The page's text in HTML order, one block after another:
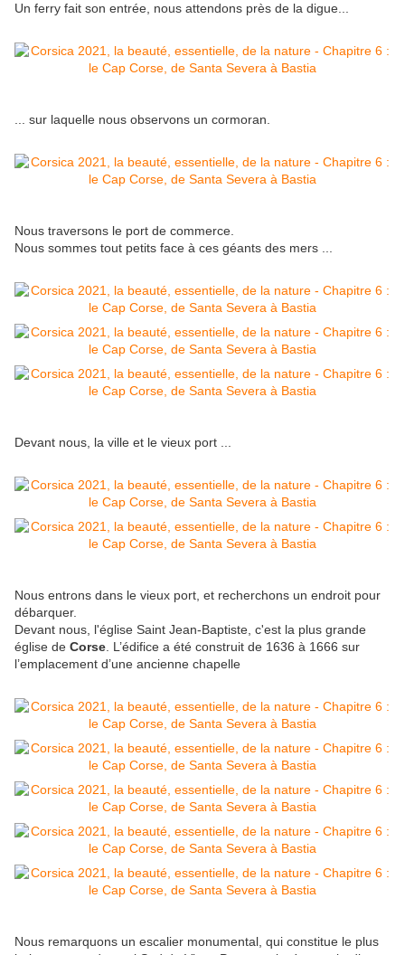
Un ferry fait son entrée, nous attendons près de la digue...
... sur laquelle nous observons un cormoran.
Nous traversons le port de commerce.
Nous sommes tout petits face à ces géants des mers ...
Devant nous, la ville et le vieux port ...
Nous entrons dans le vieux port, et recherchons un endroit pour
débarquer.
Devant nous, l'église Saint Jean-Baptiste, c'est la plus grande
église de Corse . L’édifice a été construit de 1636 à 1666 sur
l’emplacement d’une ancienne chapelle
Nous remarquons un escalier monumental, qui constitue le plus